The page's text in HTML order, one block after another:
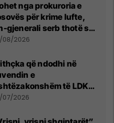
nga prokuroria e
për krime lufte,
gjenerali serb thotë se
e tradhtoi në
08/2026
që ndodhi në
e
të LDK-
07/2026